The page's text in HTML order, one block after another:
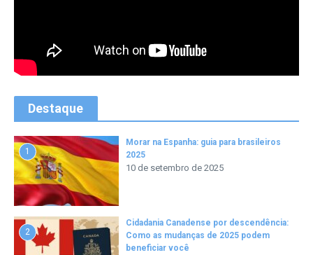
Destaque
1
Morar na Espanha: guia para brasileiros
2025
10 de setembro de 2025
2
Cidadania Canadense por descendência:
Como as mudanças de 2025 podem
beneficiar você